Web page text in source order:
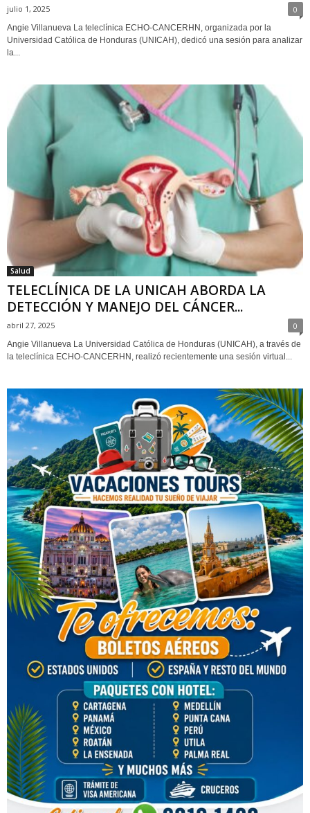
julio 1, 2025 0
Angie Villanueva La teleclínica ECHO-CANCERHN, organizada por la
Universidad Católica de Honduras (UNICAH), dedicó una sesión para analizar
la...
Salud
TELECLÍNICA DE LA UNICAH ABORDA LA
DETECCIÓN Y MANEJO DEL CÁNCER...
abril 27, 2025 0
Angie Villanueva La Universidad Católica de Honduras (UNICAH), a través de
la teleclínica ECHO-CANCERHN, realizó recientemente una sesión virtual...